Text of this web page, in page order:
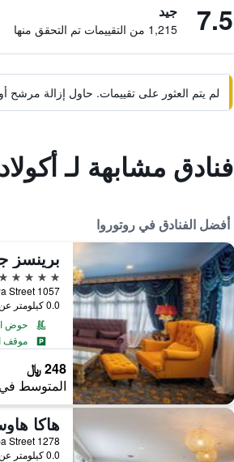
7.5 جيد
1,215 من التقييمات تم التحقق منها
لم يتم العثور على تقييمات. حاول إزالة
فنادق مشابهة لـ
أفضل الفنادق في روتوروا
برينسز
5 نجوم
1057 Arawa Street, روتوروا, نيوزيلندا
0.0 كيلومتر عن وسط المدينة
حوض
موقف
248 ﷼
المتوسط في
هاكا
1278 Haupapa Street, روتوروا, نيوزيلندا
0.0 كيلومتر عن وسط المدينة